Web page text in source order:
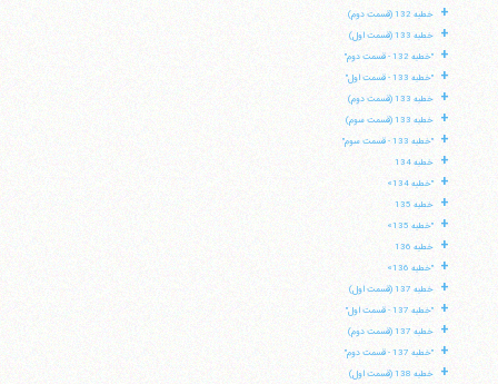
+ خطبه 132 (قسمت دوم)
+ خطبه 133 (قسمت اول)
+ "خطبه 132 - قسمت دوم"
+ "خطبه 133 - قسمت اول"
+ خطبه 133 (قسمت دوم)
+ خطبه 133 (قسمت سوم)
+ "خطبه 133 - قسمت سوم"
+ خطبه 134
+ "خطبه 134»
+ خطبه 135
+ "خطبه 135»
+ خطبه 136
+ "خطبه 136»
+ خطبه 137 (قسمت اول)
+ "خطبه 137 - قسمت اول"
+ خطبه 137 (قسمت دوم)
+ "خطبه 137 - قسمت دوم"
+ خطبه 138 (قسمت اول)